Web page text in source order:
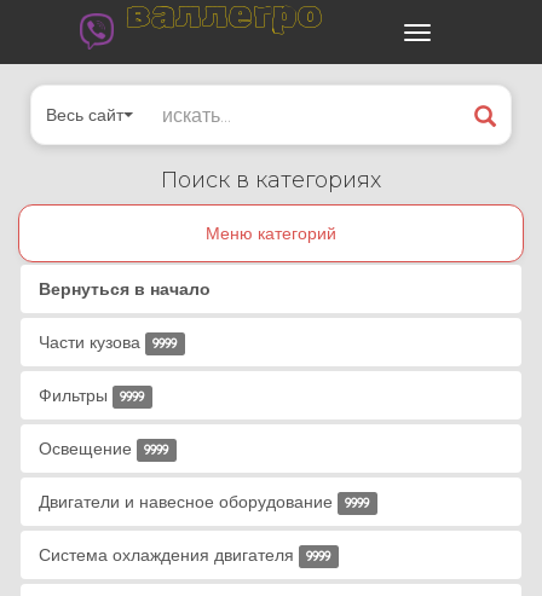
валлегро
Весь сайт
Поиск в категориях
Меню категорий
Вернуться в начало
Части кузова 9999
Фильтры 9999
Освещение 9999
Двигатели и навесное оборудование 9999
Система охлаждения двигателя 9999